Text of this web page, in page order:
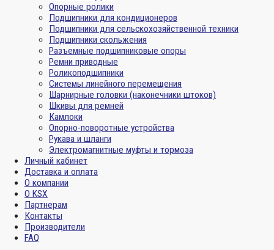
Опорные ролики
Подшипники для кондиционеров
Подшипники для сельскохозяйственной техники
Подшипники скольжения
Разъемные подшипниковые опоры
Ремни приводные
Роликоподшипники
Системы линейного перемещения
Шарнирные головки (наконечники штоков)
Шкивы для ремней
Камлоки
Опорно-поворотные устройства
Рукава и шланги
Электромагнитные муфты и тормоза
Личный кабинет
Доставка и оплата
О компании
О KSX
Партнерам
Контакты
Производители
FAQ